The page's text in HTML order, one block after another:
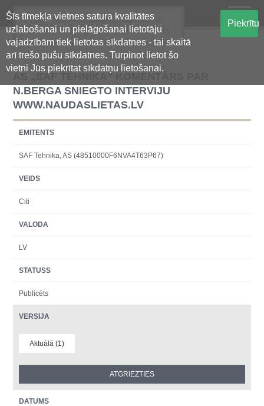
Šīs tīmekļa vietnes satura kvalitātes
uzlabošanai un pielāgošanai lietotāju
vajadzībām tiek lietotas sīkdatnes - tai skaitā
arī trešo pušu sīkdatnes. Turpinot lietot šo
vietni Jūs piekrītat sīkdatņu lietošanai.
Piekrītu
Oficiālā regulētās informācijas
centralizētā glabāšanas sistēma
AS „SAF TEHNIKA” KOMENTĀRS PAR
N.BERGA SNIEGTO INTERVIJU
WWW.NAUDASLIETAS.LV
EMITENTS
SAF Tehnika, AS (48510000F6NVA4T63P67)
VEIDS
Citi
VALODA
LV
STATUSS
Publicēts
VERSIJA
Aktuālā (1)
DATUMS